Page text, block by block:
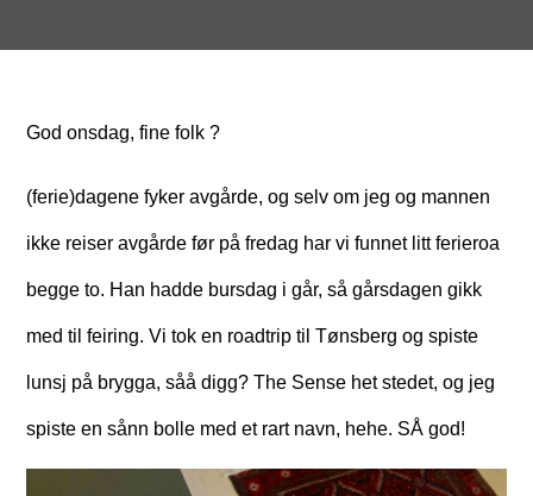
God onsdag, fine folk ?
(ferie)dagene fyker avgårde, og selv om jeg og mannen
ikke reiser avgårde før på fredag har vi funnet litt ferieroa
begge to. Han hadde bursdag i går, så gårsdagen gikk
med til feiring. Vi tok en roadtrip til Tønsberg og spiste
lunsj på brygga, såå digg? The Sense het stedet, og jeg
spiste en sånn bolle med et rart navn, hehe. SÅ god!